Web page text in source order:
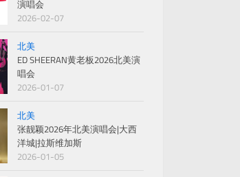
演唱会
2026-02-07
北美
ED SHEERAN黄老板2026北美演
唱会
2026-01-07
北美
张靓颖2026年北美演唱会|大西
洋城|拉斯维加斯
2026-01-05